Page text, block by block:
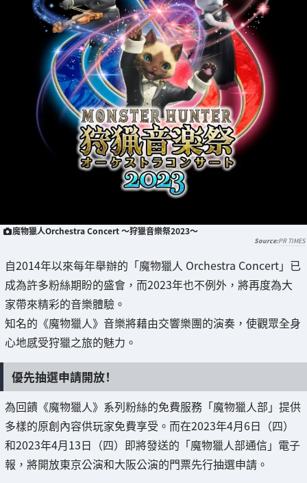
魔物獵人Orchestra Concert ～狩獵音樂祭2023～
PR TIMES
自2014年以來每年舉辦的「魔物獵人 Orchestra Concert」已
成為許多粉絲期盼的盛會，而2023年也不例外，將再度為大
家帶來精彩的音樂體驗。
知名的《魔物獵人》音樂將藉由交響樂團的演奏，使觀眾全身
心地感受狩獵之旅的魅力。
優先抽選申請開放！
為回饋《魔物獵人》系列粉絲的免費服務「魔物獵人部」提供
多樣的原創內容供玩家免費享受。而在2023年4月6日（四）
和2023年4月13日（四）即將發送的「魔物獵人部通信」電子
報，將開放東京公演和大阪公演的門票先行抽選申請。